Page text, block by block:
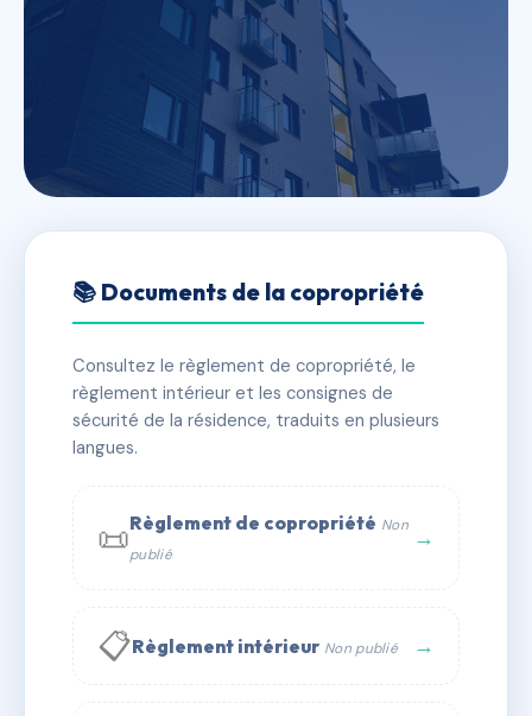
LE CARTOSIO
✓ Immatriculée 🏠 30 lots 🏗 1 bâtiment(s)
📞 Contacter Syndic Digital
📚 Documents de la copropriété
Consultez le règlement de copropriété, le
règlement intérieur et les consignes de
sécurité de la résidence, traduits en plusieurs
langues.
📜Règlement de copropriété Non
publié
→
📋Règlement intérieur Non publié →